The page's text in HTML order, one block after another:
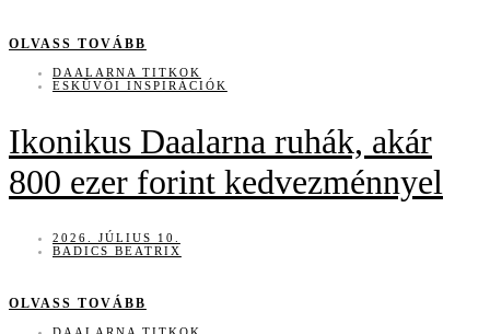
OLVASS TOVÁBB
DAALARNA TITKOK
ESKÜVŐI INSPIRÁCIÓK
Ikonikus Daalarna ruhák, akár
800 ezer forint kedvezménnyel
2026. JÚLIUS 10.
BADICS BEATRIX
OLVASS TOVÁBB